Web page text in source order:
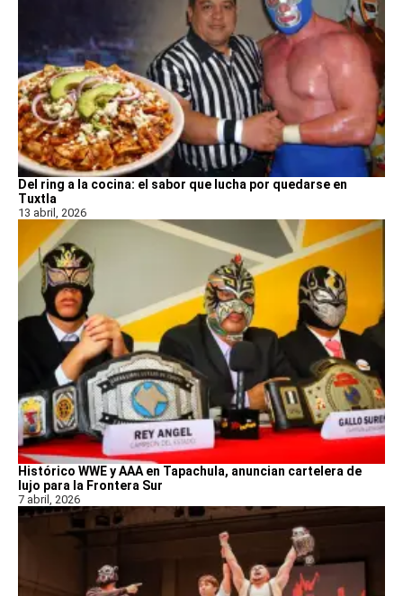
Del ring a la cocina: el sabor que lucha por quedarse en
Tuxtla
13 abril, 2026
Histórico WWE y AAA en Tapachula, anuncian cartelera de
lujo para la Frontera Sur
7 abril, 2026